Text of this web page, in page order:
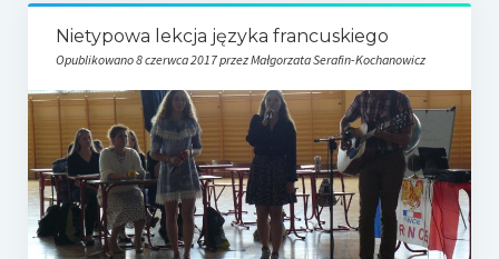
Nietypowa lekcja języka francuskiego
Opublikowano 8 czerwca 2017 przez Małgorzata Serafin-Kochanowicz